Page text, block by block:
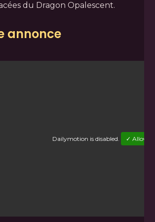
du Dragon Opalescent.
annonce
Dailymotion is disabled. ✓ Allow